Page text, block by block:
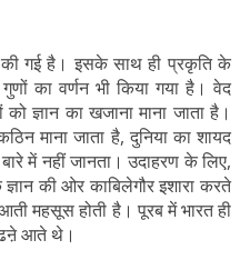
की गई है। इसके साथ ही प्रकृति के
का वर्णन भी किया गया है। वेद
ज्ञान का खजाना माना जाता है।
माना जाता है, दुनिया का शायद
में नहीं जानता। उदाहरण के लिए,
की ओर काबिलेगौर इशारा करते
महसूस होती है। पूरब में भारत ही
आते थे।